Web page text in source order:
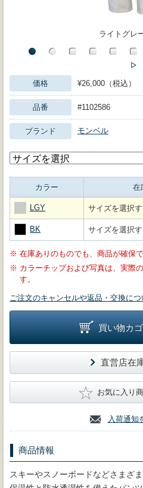
ライトグレ
価格 ¥26,000（税込）
品番 #1102586
ブランド モンベル
カラー 在
LGY サイズを選択
BK サイズを選択
※ 在庫ありのものでも、商品が確保
※ カラーチップおよび写真は、実際
す。
ご注文のキャンセルや返品・交換につ
買い物カ
直営店在
★ お気に入り
入荷通知
商品情報
スキーやスノーボードなどさまざ